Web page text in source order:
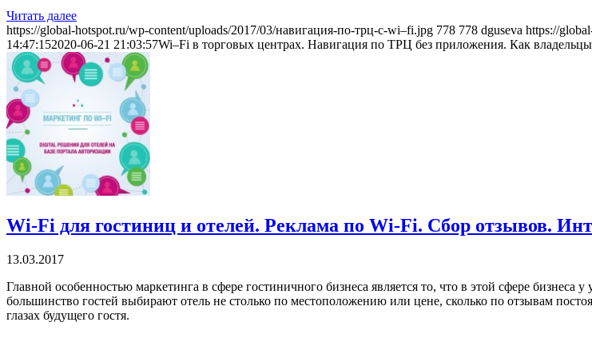
Читать далее
https://global-hotspot.ru/wp-content/uploads/2017/03/навигация-по-трц-с-wi–fi.jpg 778 778 dguseva https://
14:47:152020-06-21 21:03:57Wi–Fi в торговых центрах. Навигация по ТРЦ без приложения. Как владельцы
Wi-Fi для гостиниц и отелей. Реклама по Wi-Fi. Сбор отзывов.
13.03.2017
Главной особенностью маркетинга в сфере гостиничного бизнеса является то, что в этой сфере бизнеса
большинство гостей выбирают отель не столько по местоположению или цене, сколько по отзывам
глазах будущего гостя.